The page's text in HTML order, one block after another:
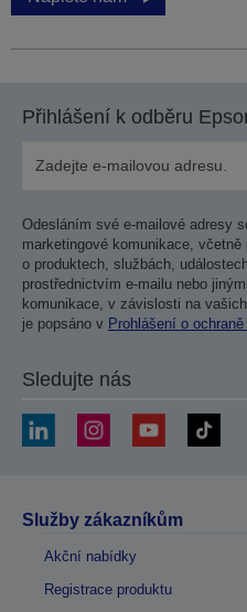
Přihlášení k odběru
Odesláním své e-mailové adresy
marketingové komunikace,
o produktech, službách,
prostřednictvím e-mailu nebo
komunikace, v závislosti na
je popsáno v Prohlášení o
Sledujte nás
Služby zákazníkům
Akční nabídky
Registrace produktu